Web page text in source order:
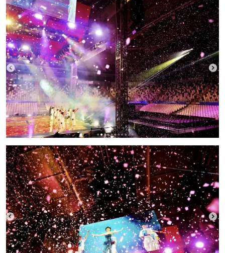
หรือการเมือง